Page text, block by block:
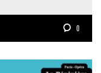
0